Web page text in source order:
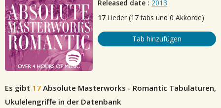
Released date : 2013
17 Lieder (17 tabs und 0 Akkorde)
Tab hinzufügen
Es gibt 17 Absolute Masterworks - Romantic Tabulaturen,
Ukulelengriffe in der Datenbank